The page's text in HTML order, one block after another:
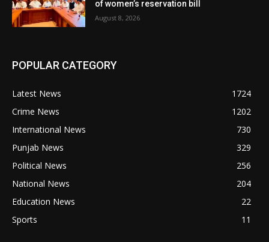
of women’s reservation bill
August 8, 2026
POPULAR CATEGORY
Latest News
1724
Crime News
1202
International News
730
Punjab News
329
Political News
256
National News
204
Education News
22
Sports
11